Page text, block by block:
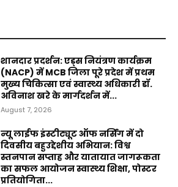
शानदार प्रदर्शन: एड्स नियंत्रण कार्यक्रम
(NACP) में MCB जिला पूरे प्रदेश में प्रथम
मुख्य चिकित्सा एवं स्वास्थ्य अधिकारी डॉ.
अविनाश खरे के मार्गदर्शन में...
August 7, 2026
न्यू लाईफ इंस्टीट्यूट ऑफ नर्सिंग में दो
दिवसीय बहुउद्देशीय अभियान: विश्व
स्तनपान सप्ताह और यातायात जागरूकता
का सफल आयोजन स्वास्थ्य शिक्षा, पोस्टर
प्रतियोगिता...